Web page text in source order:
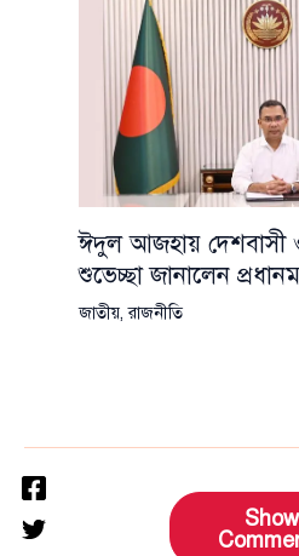
ঈদুল আজহায় দেশবাসী
শুভেচ্ছা জানালেন
জাতীয়,রাজনীতি
Show